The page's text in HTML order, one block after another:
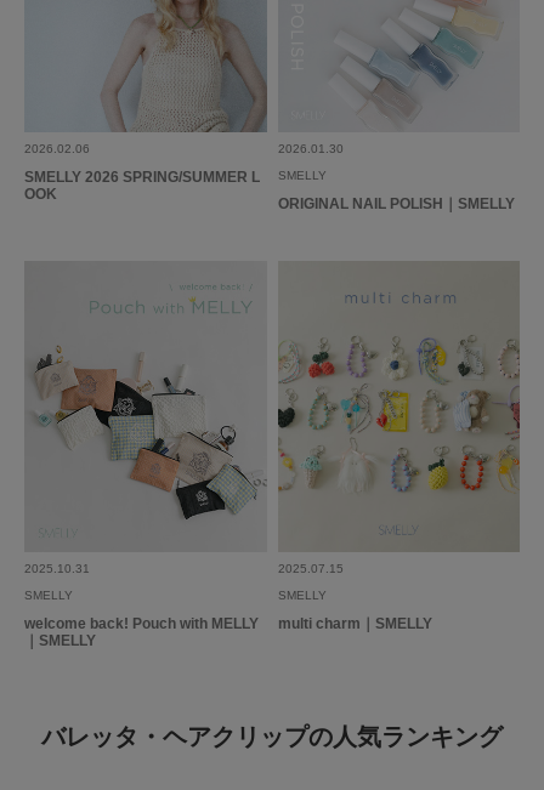
2026.02.06
SMELLY 2026 SPRING/SUMMER L
OOK
2026.01.30
SMELLY
ORIGINAL NAIL POLISH｜SMELLY
2025.10.31
SMELLY
welcome back! Pouch with MELLY
｜SMELLY
2025.07.15
SMELLY
multi charm｜SMELLY
バレッタ・ヘアクリップの人気ランキング